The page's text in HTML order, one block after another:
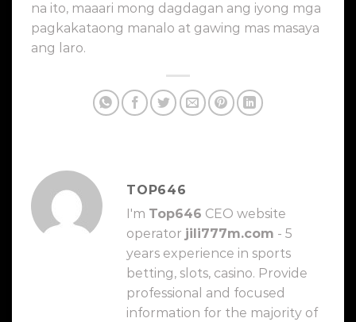
na ito, maaari mong dagdagan ang iyong mga
pagkakataong manalo at gawing mas masaya
ang laro.
TOP646
I'm Top646 CEO website
operator jili777m.com - 5
years experience in sports
betting, slots, casino. Provide
professional and focused
information for the majority of